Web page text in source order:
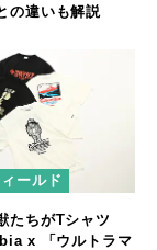
の違いも解説
ールド
たちがTシャツ
x 「ウルトラマ